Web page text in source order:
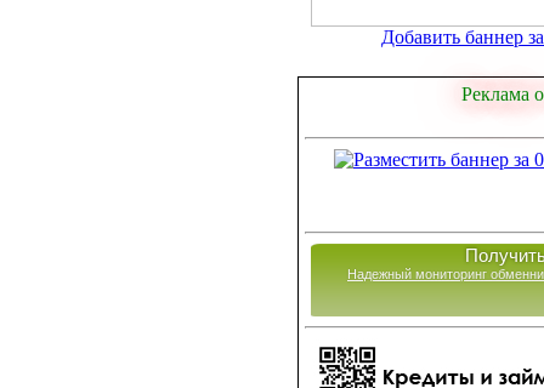
Добавить баннер
Реклама
Надежный мониторинг